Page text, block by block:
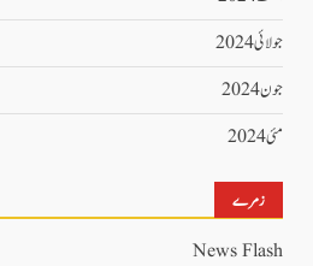
جولائی 2024
جون 2024
مئی 2024
زمرے
News Flash